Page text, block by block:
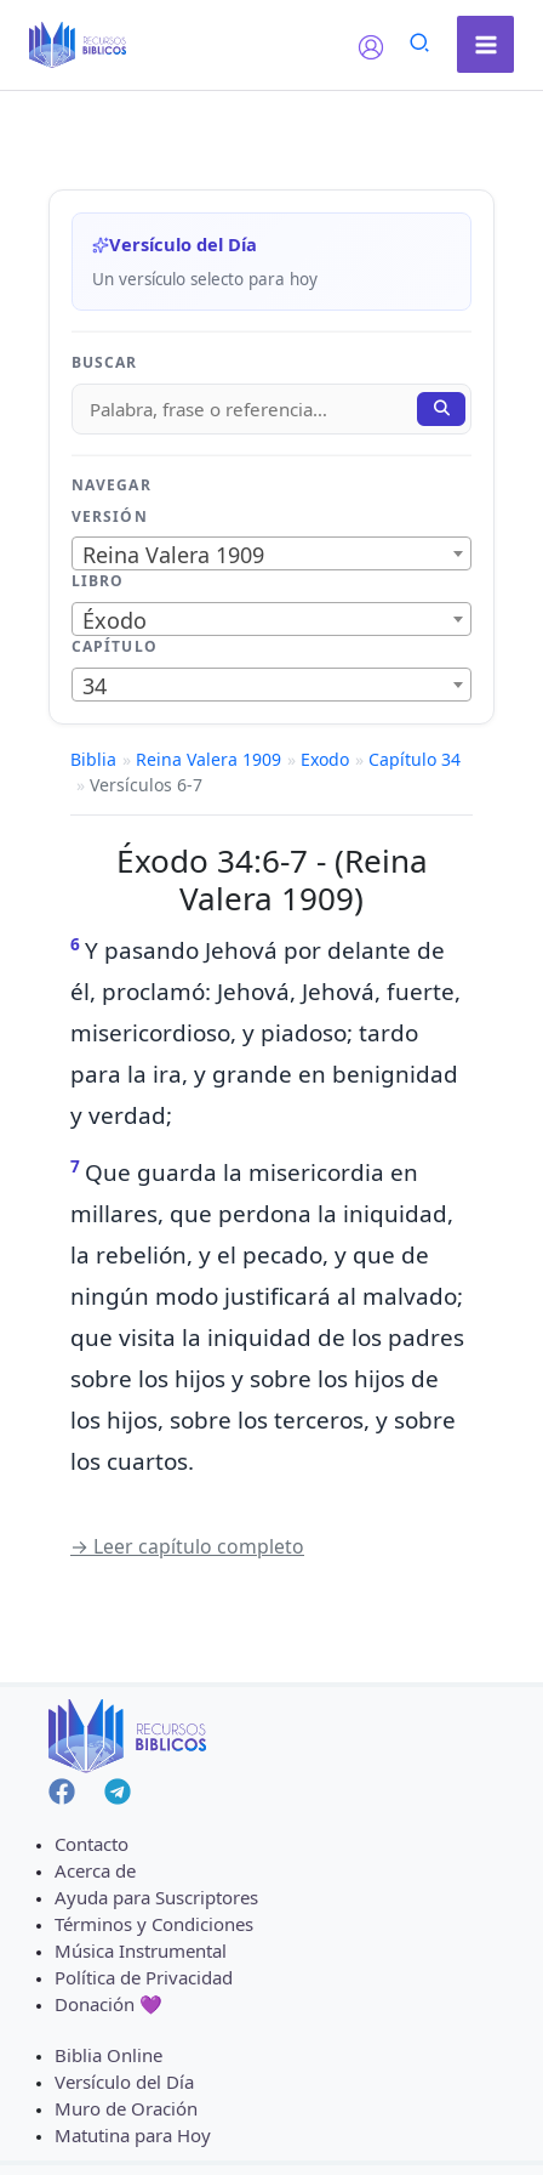
Versículo del Día
Un versículo selecto para hoy
BUSCAR
NAVEGAR
VERSIÓN
Reina Valera 1909
LIBRO
Éxodo
CAPÍTULO
34
Biblia » Reina Valera 1909 » Exodo » Capítulo 34
» Versículos 6-7
Éxodo 34:6-7 - (Reina
Valera 1909)
6 Y pasando Jehová por delante de
él, proclamó: Jehová, Jehová, fuerte,
misericordioso, y piadoso; tardo
para la ira, y grande en benignidad
y verdad;
7 Que guarda la misericordia en
millares, que perdona la iniquidad,
la rebelión, y el pecado, y que de
ningún modo justificará al malvado;
que visita la iniquidad de los padres
sobre los hijos y sobre los hijos de
los hijos, sobre los terceros, y sobre
los cuartos.
→ Leer capítulo completo
Contacto
Acerca de
Ayuda para Suscriptores
Términos y Condiciones
Música Instrumental
Política de Privacidad
Donación 💜
Biblia Online
Versículo del Día
Muro de Oración
Matutina para Hoy